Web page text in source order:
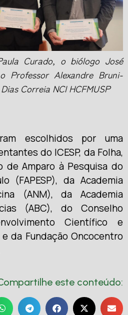
Curado, o biólogo José
Professor Alexandre Bruni-
Correia NCI HCFMUSP
escolhidos por uma
do ICESP, da Folha,
de Amparo à Pesquisa do
(FAPESP), da Academia
(ANM), da Academia
(ABC), do Conselho
Científico e
da Fundação Oncocentro
este conteúdo: